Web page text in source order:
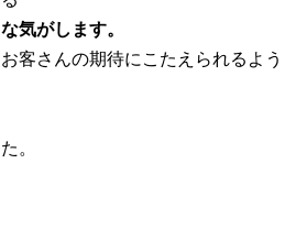
気がします。
客さんの期待にこたえられるよう
。